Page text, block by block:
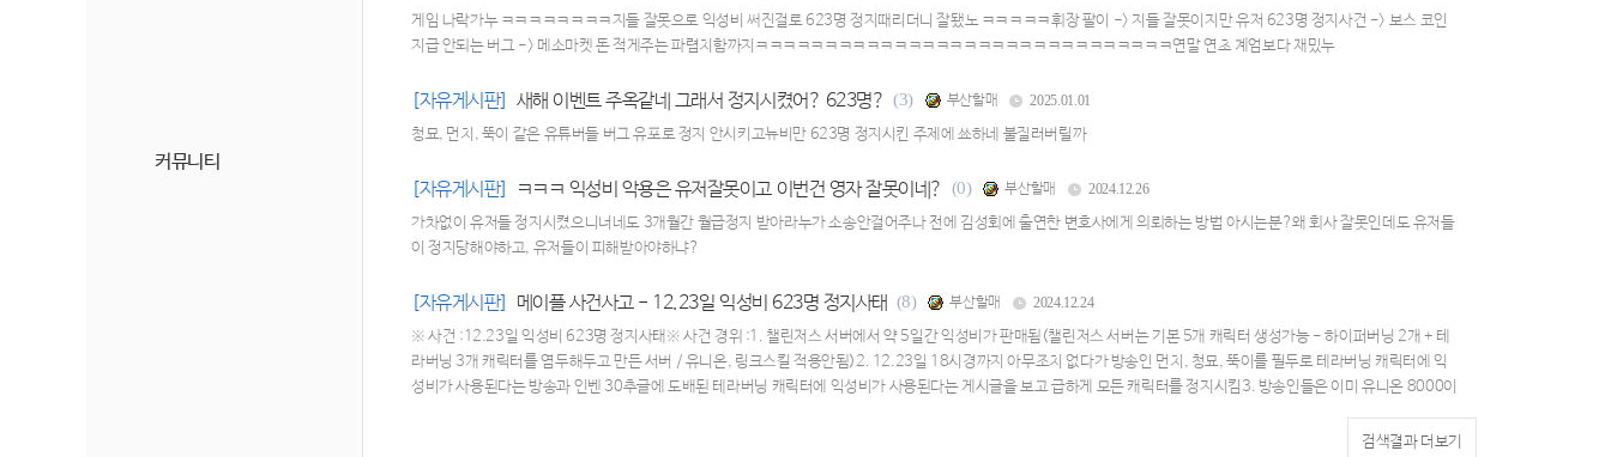
커뮤니티
게임 나락가누 ㅋㅋㅋㅋㅋㅋㅋㅋ지들 잘못으로 익성비 써진걸로 623명 정지때리더니 잘됐노 ㅋㅋㅋㅋㅋ휘장 팔이 -> 지들 잘못이지만 유저 623명 정지사건 -> 보스 코인
지급 안되는 버그 -> 메소마켓 돈 적게주는 파렴치함까지ㅋㅋㅋㅋㅋㅋㅋㅋㅋㅋㅋㅋㅋㅋㅋㅋㅋㅋㅋㅋㅋㅋㅋㅋㅋㅋㅋㅋㅋㅋ연말 연초 계엄보다 재밌누
[자유게시판] 새해 이벤트 주옥같네 그래서 정지시켰어? 623명? (3) 부산할매 2025.01.01
청묘, 먼치, 뚝이 같은 유튜버들 버그 유포로 정지 안시키고뉴비만 623명 정지시킨 주제에 쑈하네 불질러버릴까
[자유게시판] ㅋㅋㅋ 익성비 악용은 유저잘못이고 이번건 영자 잘못이네? (0) 부산할매 2024.12.26
가차없이 유저들 정지시켰으니너네도 3개월간 월급정지 받아라누가 소송안걸어주나 전에 김성회에 출연한 변호사에게 의뢰하는 방법 아시는분?왜 회사 잘못인데도 유저들
이 정지당해야하고, 유저들이 피해받아야하냐?
[자유게시판] 메이플 사건사고 - 12.23일 익성비 623명 정지사태 (8) 부산할매 2024.12.24
※ 사건 :12.23일 익성비 623명 정지사태※ 사건 경위 :1. 챌린저스 서버에서 약 5일간 익성비가 판매됨(챌린저스 서버는 기본 5개 캐릭터 생성가능 - 하이퍼버닝 2개 + 테
라버닝 3개 캐릭터를 염두해두고 만든 서버 / 유니온, 링크스킬 적용안됨)2. 12.23일 18시경까지 아무조치 없다가 방송인 먼치, 청묘, 뚝이를 필두로 테라버닝 캐릭터에 익
성비가 사용된다는 방송과 인벤 30추글에 도배된 테라버닝 캐릭터에 익성비가 사용된다는 게시글을 보고 급하게 모든 캐릭터를 정지시킴3. 방송인들은 이미 유니온 8000이
시킴)4. 방송인들은 메이플 운영진과 연류되어 있으며 정지될 경우 메이플이 홍보 안되니까 방송인들이 쓴만큼만 허용해준다는 식으로 공지를 띄우며 6개 이상 익성비를 사
검색결과 더보기